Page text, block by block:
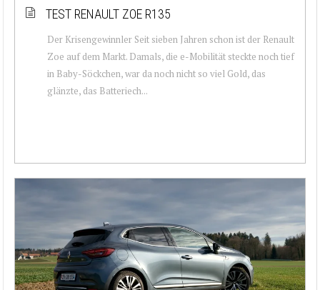
TEST RENAULT ZOE R135
Der Krisengewinnler Seit sieben Jahren schon ist der Renault
Zoe auf dem Markt. Damals, die e-Mobilität steckte noch tief
in Baby-Söckchen, war da noch nicht so viel Gold, das
glänzte, das Batteriech...